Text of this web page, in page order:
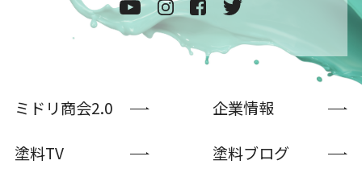
ミドリ商会2.0
企業情報
塗料TV
塗料ブログ